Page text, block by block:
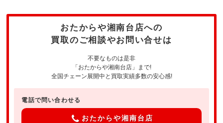
おたからや湘南台店への
買取のご相談やお問い合せは
不要なものは是非
「おたからや湘南台店」まで!
全国チェーン展開中と買取実績多数の安心感!
電話で問い合わせる
おたからや湘南台店